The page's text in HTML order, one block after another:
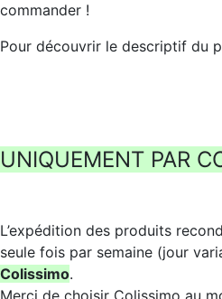
commander !
Pour découvrir le descriptif du
UNIQUEMENT PAR
L’expédition des produits
seule fois par semaine (jour
Colissimo.
Merci de choisir Colissimo au